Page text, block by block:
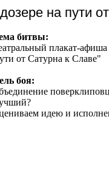
на пути
битвы:
плакат-
от Сатурна к Славе"
боя:
идею и